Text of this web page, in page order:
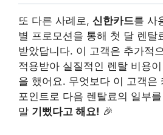
또 다른 사례로, 신한카드를 사
별 프로모션을 통해 첫 달 렌탈
받았답니다. 이 고객은 추가적
적용받아 실질적인 렌탈 비용이
을 했어요. 무엇보다 이 고객은
포인트로 다음 렌탈료의 일부
말 기뻤다고 해요! 🎉